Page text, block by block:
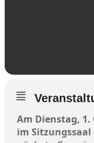
Am Dienstag,
im Sitzungssaal